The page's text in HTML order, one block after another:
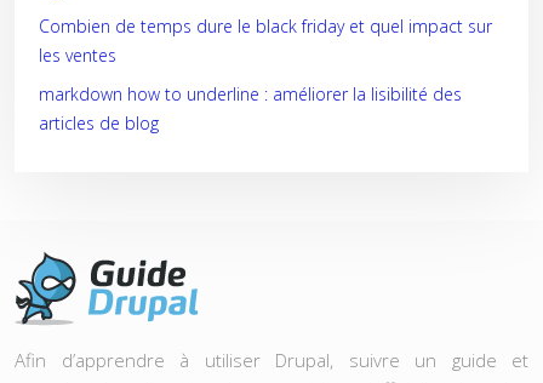
Combien de temps dure le black friday et quel impact sur
les ventes
markdown how to underline : améliorer la lisibilité des
articles de blog
Afin d’apprendre à utiliser Drupal, suivre un guide et